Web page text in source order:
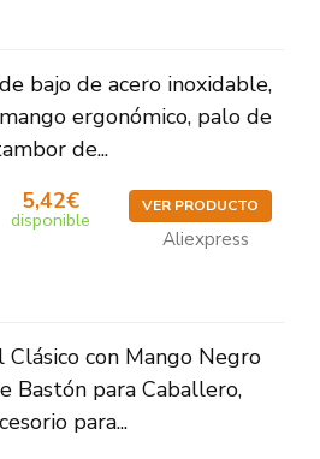
bajo de acero inoxidable,
ergonómico, palo de
de...
5,42€
disponible
VER PRODUCTO
Aliexpress
con Mango Negro
Bastón para Caballero,
para...